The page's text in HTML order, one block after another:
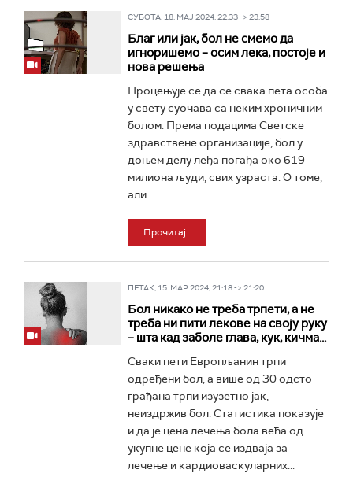
СУБОТА, 18. МАЈ 2024, 22:33 -> 23:58
Благ или јак, бол не смемо да
игноришемо – осим лека, постоје и
нова решења
Процењује се да се свака пета особа
у свету суочава са неким хроничним
болом. Према подацима Светске
здравствене организације, бол у
доњем делу леђа погађа око 619
милиона људи, свих узраста. О томе,
али...
Прочитај
ПЕТАК, 15. МАР 2024, 21:18 -> 21:20
Бол никако не треба трпети, а не
треба ни пити лековe на своју руку
– шта кад заболе глава, кук, кичма...
Сваки пети Европљанин трпи
одређени бол, а више од 30 одсто
грађана трпи изузетно јак,
неиздржив бол. Статистика показује
и да је цена лечења бола већа од
укупне цене која се издваја за
лечење и кардиоваскуларних...